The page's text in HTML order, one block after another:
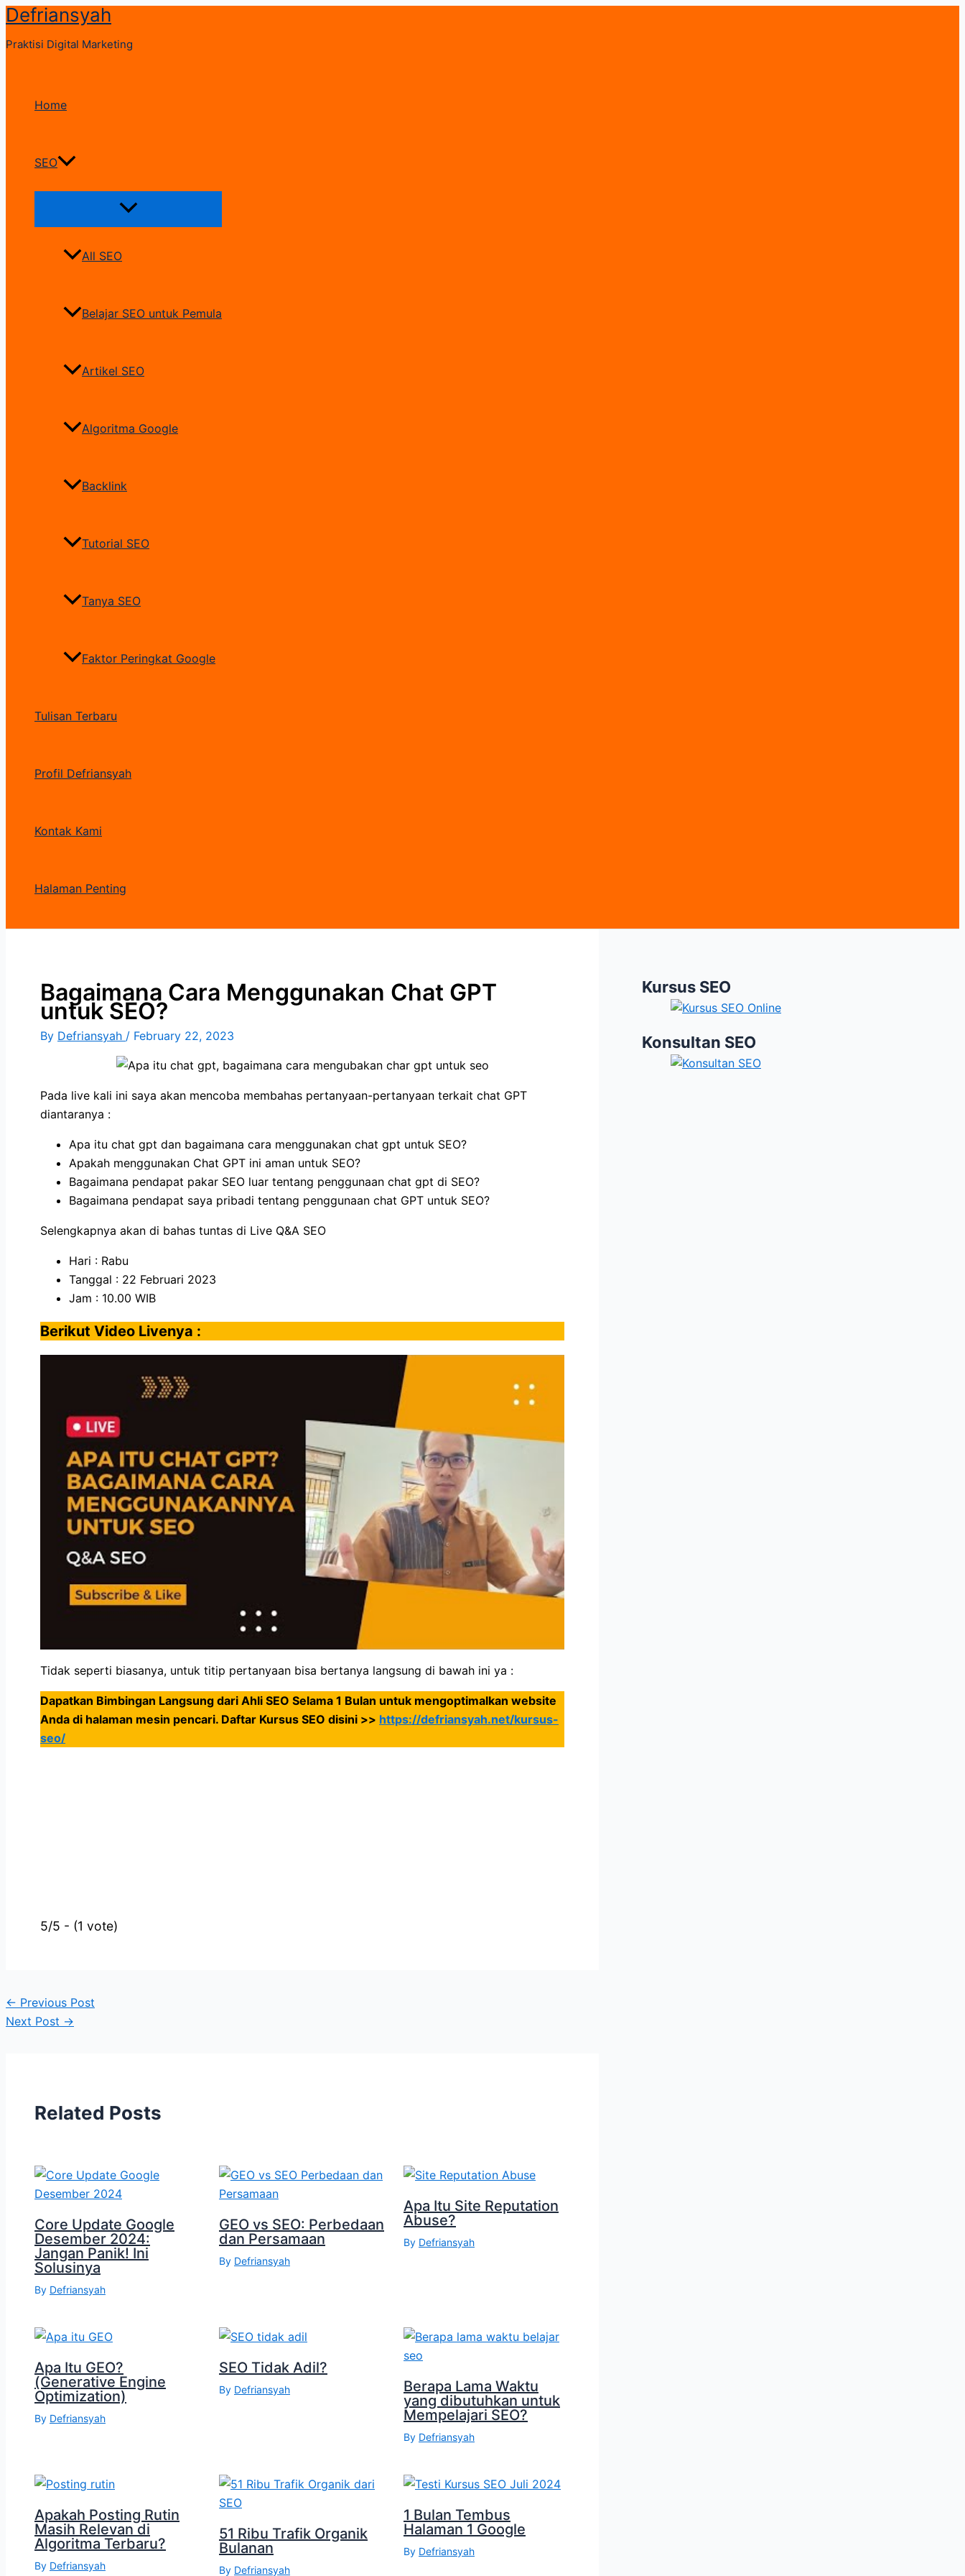
Skip
content
Defriansyah
Praktisi Digital Marketing
Home
SEO
Menu
All SEO
Belajar SEO untuk Pemula
Artikel SEO
Algoritma Google
Backlink
Tutorial SEO
Tanya SEO
Faktor Peringkat Google
Tulisan Terbaru
Profil Defriansyah
Kontak Kami
Halaman Penting
Bagaimana Cara Menggunakan Chat GPT
untuk SEO?
By Defriansyah / February 22, 2023
Pada live kali ini saya akan mencoba membahas pertanyaan-pertanyaan terkait chat GPT
diantaranya :
Apa itu chat gpt dan bagaimana cara menggunakan chat gpt untuk SEO?
Apakah menggunakan Chat GPT ini aman untuk SEO?
Bagaimana pendapat pakar SEO luar tentang penggunaan chat gpt di SEO?
Bagaimana pendapat saya pribadi tentang penggunaan chat GPT untuk SEO?
Selengkapnya akan di bahas tuntas di Live Q&A SEO
Hari : Rabu
Tanggal : 22 Februari 2023
Jam : 10.00 WIB
Berikut Video Livenya :
Tidak seperti biasanya, untuk titip pertanyaan bisa bertanya langsung di bawah ini ya :
Dapatkan Bimbingan Langsung dari Ahli SEO Selama 1 Bulan untuk mengoptimalkan website
Anda di halaman mesin pencari. Daftar Kursus SEO disini >> https://defriansyah.net/kursus-
seo/
5/5 - (1 vote)
← Previous Post
Next Post →
Related Posts
Core Update Google
Desember 2024:
Jangan Panik! Ini
Solusinya
By Defriansyah
GEO vs SEO: Perbedaan
dan Persamaan
By Defriansyah
Apa Itu Site Reputation
Abuse?
By Defriansyah
Apa Itu GEO?
(Generative Engine
Optimization)
By Defriansyah
SEO Tidak Adil?
By Defriansyah
Berapa Lama Waktu
yang dibutuhkan untuk
Mempelajari SEO?
By Defriansyah
Apakah Posting Rutin
Masih Relevan di
Algoritma Terbaru?
By Defriansyah
51 Ribu Trafik Organik
Bulanan
By Defriansyah
1 Bulan Tembus
Halaman 1 Google
By Defriansyah
Kursus SEO
Konsultan SEO